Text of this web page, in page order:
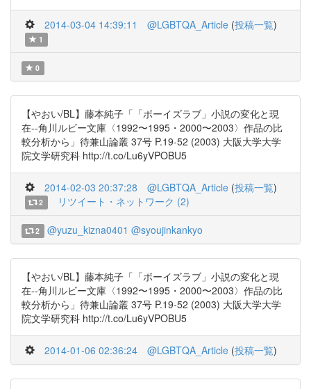
2014-03-04 14:39:11 @LGBTQA_Article (投稿一覧)
1
0
【やおい/BL】藤本純子「「ボーイズラブ」小説の変化と現
在--角川ルビー文庫〈1992〜1995・2000〜2003〉作品の比
較分析から」待兼山論叢 37号 P.19-52 (2003) 大阪大学大学
院文学研究科 http://t.co/Lu6yVPOBU5
2014-02-03 20:37:28 @LGBTQA_Article (投稿一覧)
2 リツイート・ネットワーク (2)
2 @yuzu_kizna0401 @syoujinkankyo
【やおい/BL】藤本純子「「ボーイズラブ」小説の変化と現
在--角川ルビー文庫〈1992〜1995・2000〜2003〉作品の比
較分析から」待兼山論叢 37号 P.19-52 (2003) 大阪大学大学
院文学研究科 http://t.co/Lu6yVPOBU5
2014-01-06 02:36:24 @LGBTQA_Article (投稿一覧)